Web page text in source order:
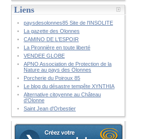
Liens
paysdesolonnes85 Site de l'INSOLITE
La gazette des Olonnes
CAMINO DE L'ESPOIR
La Pironnière en toute liberté
VENDEE GLOBE
APNO Association de Protection de la
Nature au pays des Olonnes
Porcherie du Poiroux 85
Le blog du désastre tempête XYNTHIA
Alternative citoyenne au Château
d'Olonne
Saint Jean d'Orbestier